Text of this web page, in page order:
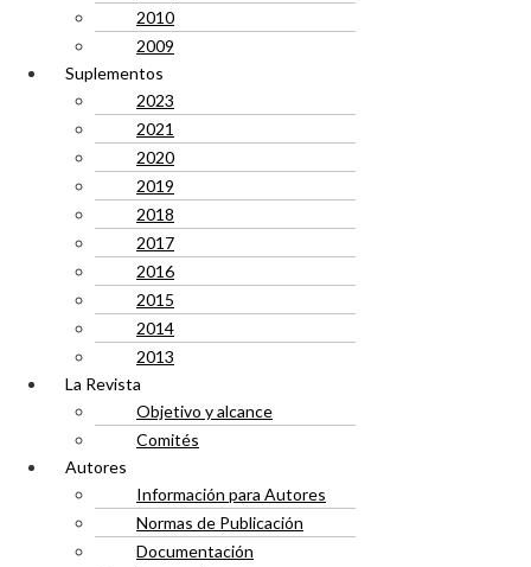
2010
2009
Suplementos
2023
2021
2020
2019
2018
2017
2016
2015
2014
2013
La Revista
Objetivo y alcance
Comités
Autores
Información para Autores
Normas de Publicación
Documentación